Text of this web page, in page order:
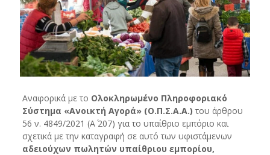
Αναφορικά με το Ολοκληρωμένο Πληροφοριακό
Σύστημα «Ανοικτή Αγορά» (Ο.Π.Σ.Α.Α.) του άρθρου
56 ν. 4849/2021 (Α΄ 207) για το υπαίθριο εμπόριο και
σχετικά με την καταγραφή σε αυτό των υφιστάμενων
αδειούχων πωλητών υπαίθριου εμπορίου,